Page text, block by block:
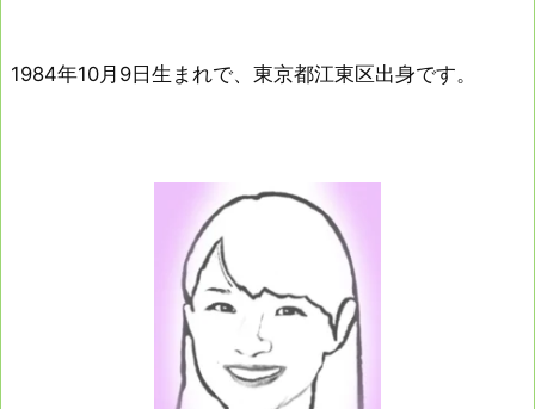
1984年10月9日生まれで、東京都江東区出身です。